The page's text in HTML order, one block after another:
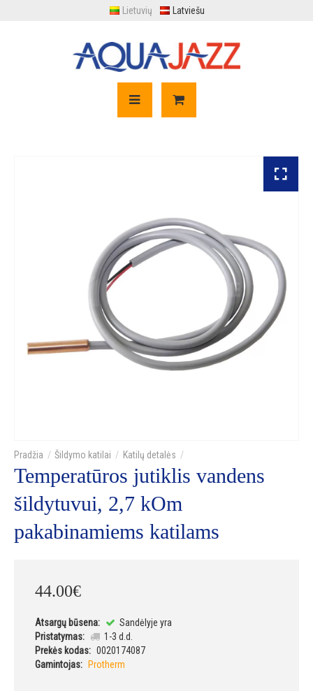
Lietuvių Latviešu
Šildymo katilai Katilų detalės
Temperatūros jutiklis vandens
šildytuvui, 2,7 kOm
pakabinamiems katilams
44.00€
Atsargų būsena:
Sandėlyje yra
Pristatymas:
1-3 d.d.
Prekės kodas: 0020174087
Gamintojas:
Protherm